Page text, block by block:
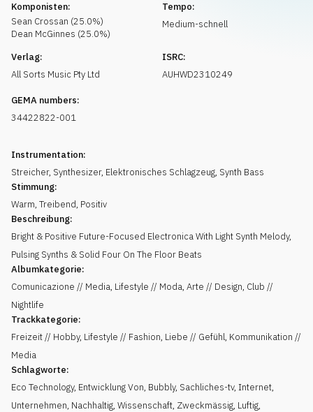
Komponisten:
Sean Crossan (25.0%)
Dean McGinnes (25.0%)
Tempo:
Medium-schnell
Verlag:
All Sorts Music Pty Ltd
ISRC:
AUHWD2310249
GEMA numbers:
34422822-001
Instrumentation:
Streicher, Synthesizer, Elektronisches Schlagzeug, Synth Bass
Stimmung:
Warm, Treibend, Positiv
Beschreibung:
Bright & Positive Future-Focused Electronica With Light Synth Melody,
Pulsing Synths & Solid Four On The Floor Beats
Albumkategorie:
Comunicazione // Media, Lifestyle // Moda, Arte // Design, Club //
Nightlife
Trackkategorie:
Freizeit // Hobby, Lifestyle // Fashion, Liebe // Gefühl, Kommunikation //
Media
Schlagworte:
Eco Technology, Entwicklung Von, Bubbly, Sachliches-tv, Internet,
Unternehmen, Nachhaltig, Wissenschaft, Zweckmässig, Luftig,